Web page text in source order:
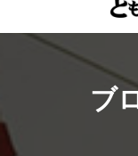
ン
プ
ー
動
ブ